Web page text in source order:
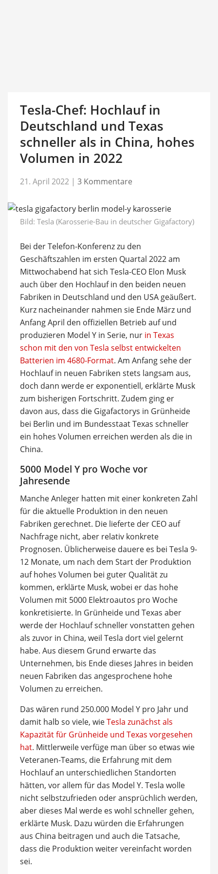
Tesla-Chef: Hochlauf in
Deutschland und Texas
schneller als in China, hohes
Volumen in 2022
21. April 2022 | 3 Kommentare
Bild: Tesla (Karosserie-Bau in deutscher Gigafactory)
Bei der Telefon-Konferenz zu den
Geschäftszahlen im ersten Quartal 2022 am
Mittwochabend hat sich Tesla-CEO Elon Musk
auch über den Hochlauf in den beiden neuen
Fabriken in Deutschland und den USA geäußert.
Kurz nacheinander nahmen sie Ende März und
Anfang April den offiziellen Betrieb auf und
produzieren Model Y in Serie, nur in Texas
schon mit den von Tesla selbst entwickelten
Batterien im 4680-Format. Am Anfang sehe der
Hochlauf in neuen Fabriken stets langsam aus,
doch dann werde er exponentiell, erklärte Musk
zum bisherigen Fortschritt. Zudem ging er
davon aus, dass die Gigafactorys in Grünheide
bei Berlin und im Bundesstaat Texas schneller
ein hohes Volumen erreichen werden als die in
China.
5000 Model Y pro Woche vor
Jahresende
Manche Anleger hatten mit einer konkreten Zahl
für die aktuelle Produktion in den neuen
Fabriken gerechnet. Die lieferte der CEO auf
Nachfrage nicht, aber relativ konkrete
Prognosen. Üblicherweise dauere es bei Tesla 9-
12 Monate, um nach dem Start der Produktion
auf hohes Volumen bei guter Qualität zu
kommen, erklärte Musk, wobei er das hohe
Volumen mit 5000 Elektroautos pro Woche
konkretisierte. In Grünheide und Texas aber
werde der Hochlauf schneller vonstatten gehen
als zuvor in China, weil Tesla dort viel gelernt
habe. Aus diesem Grund erwarte das
Unternehmen, bis Ende dieses Jahres in beiden
neuen Fabriken das angesprochene hohe
Volumen zu erreichen.
Das wären rund 250.000 Model Y pro Jahr und
damit halb so viele, wieTesla zunächst als
Kapazität für Grünheide und Texas vorgesehen
hat. Mittlerweile verfüge man über so etwas wie
Veteranen-Teams, die Erfahrung mit dem
Hochlauf an unterschiedlichen Standorten
hätten, vor allem für das Model Y. Tesla wolle
nicht selbstzufrieden oder ansprüchlich werden,
aber dieses Mal werde es wohl schneller gehen,
erklärte Musk. Dazu würden die Erfahrungen
aus China beitragen und auch die Tatsache,
dass die Produktion weiter vereinfacht worden
sei.